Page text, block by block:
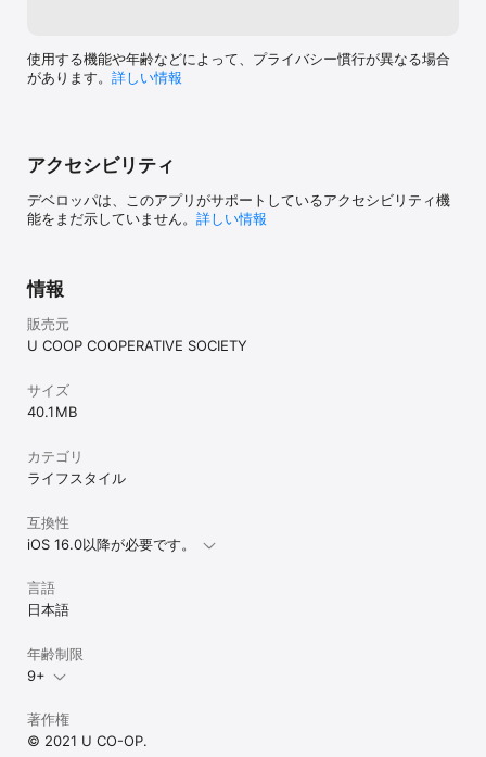
使用する機能や年齢などによって、プライバシー慣行が異なる場合
があります。 詳しい情報
アクセシビリティ
デベロッパは、このアプリがサポートしているアクセシビリティ機
能をまだ示していません。 詳しい情報
情報
販売元
U COOP COOPERATIVE SOCIETY
サイズ
40.1 MB
カテゴリ
ライフスタイル
互換性
iOS 16.0以降が必要です。
言語
日本語
年齢制限
9+
著作権
© 2021 U CO-OP.